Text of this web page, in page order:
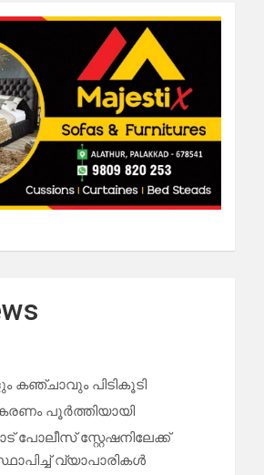
കഞ്ചാവും പിടികൂടി
പൂർത്തിയായി
പോലീസ് സ്റ്റേഷനിലേക്ക്
വ്യാപാരികൾ